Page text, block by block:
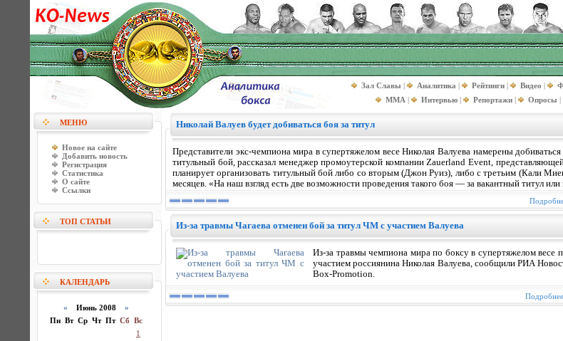
Зал Славы | Аналитика | Рейтинги | Видео |
MMA | Интервью | Репортажи | Опросы |
МЕНЮ
Новое на сайте
Добавить новость
Регистрация
Статистика
О сайте
Ссылки
ТОП СТАТЬИ
КАЛЕНДАРЬ
« Июнь 2008 »
Пн Вт Ср Чт Пт Сб Вс
1
Николай Валуев будет добиваться боя за титул
Представители экс-чемпиона мира в супертяжелом весе Николая Валуева намерены
титульный бой, рассказал менеджер промоутерской компании Zauerland Event,
планирует организовать титульный бой либо со вторым (Джон Руиз), либо с третьим (Кали
месяцев. «На наш взгляд есть две возможности проведения такого боя — за вакантный титул
Из-за травмы Чагаева отменен бой за титул ЧМ с участием Валуева
Из-за травмы чемпиона мира по боксу в супертяжелом весе
участием россиянина Николая Валуева, сообщили РИА
Box-Promotion.